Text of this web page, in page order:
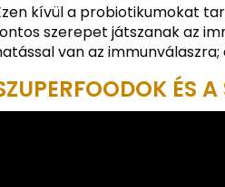
kívül a probiotikumokat
szerepet játszanak az
van az
ÉS A